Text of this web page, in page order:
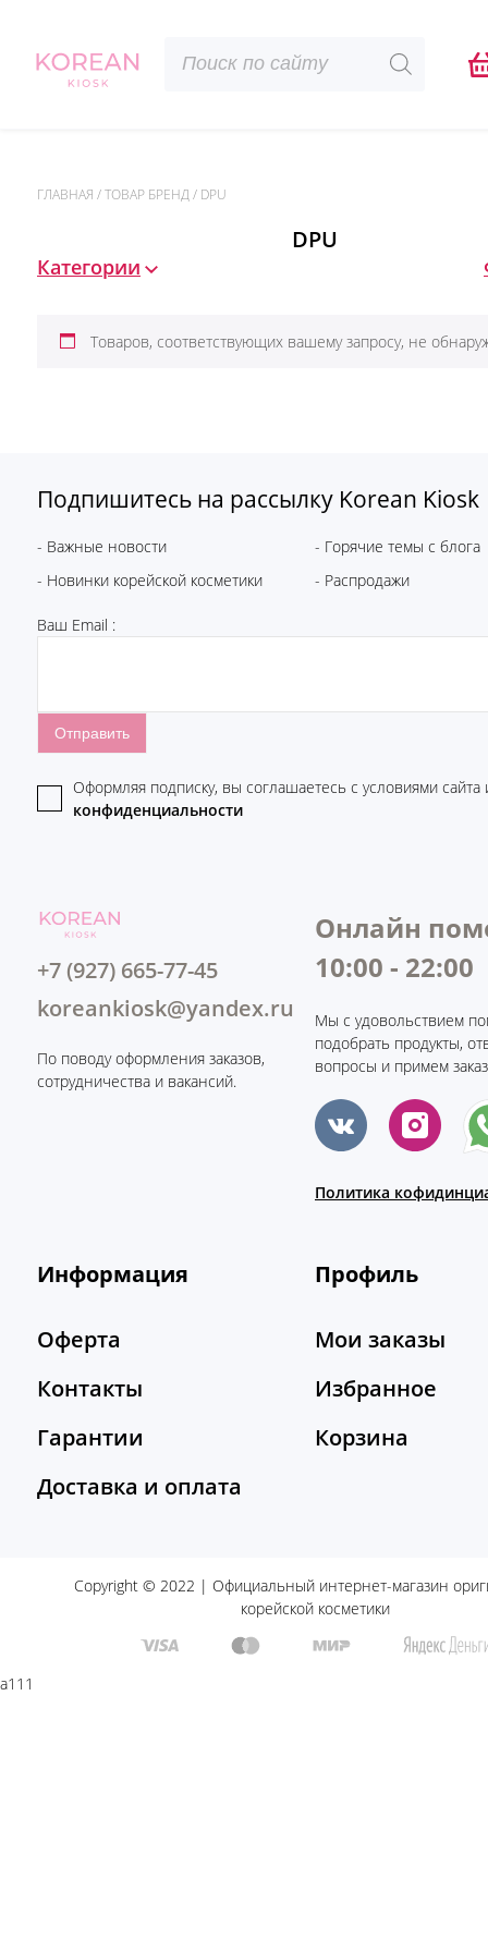
товаров
ГЛАВНАЯ /ТОВАР БРЕНД/ DPU
DPU
Категории
Товаров, соответствующих вашему запросу, не
Подпишитесь на рассылку Korean Kiosk
- Важные новости
- Горячие темы с блога
- Новинки корейской косметики
- Распродажи
Ваш Email :
Оформляя подписку, вы соглашаетесь c условиями
конфиденциальности
+7 (927) 665-77-45
koreankiosk@yandex.ru
По поводу оформления заказов,
сотрудничества и вакансий.
Онлайн
10:00 - 22:00
Мы с удовольствием
подобрать продукты,
вопросы и примем
Политика
Информация
Оферта
Контакты
Гарантии
Доставка и оплата
Профиль
Мои заказы
Избранное
Корзина
Copyright © 2022 | Официальный интернет-магазин
корейской косметики
a111